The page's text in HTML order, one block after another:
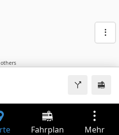
others
Fahrplan Mehr